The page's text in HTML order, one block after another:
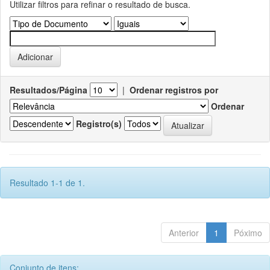
Utilizar filtros para refinar o resultado de busca.
Resultados/Página | Ordenar registros por
Ordenar
Registro(s)
Resultado 1-1 de 1.
Anterior 1 Póximo
Conjunto de itens: